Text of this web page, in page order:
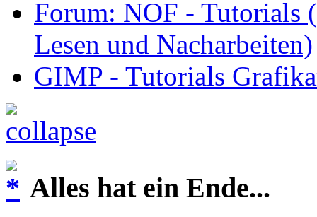
Forum: NOF - Tutorials
Lesen und Nacharbeiten)
GIMP - Tutorials
Alles hat ein Ende...